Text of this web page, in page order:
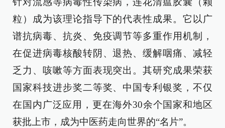
粒）成为该理论指导下的代表性成果。它以广
谱抗病毒、抗炎、免疫调节等多重作用机制，
在促进病毒核酸转阴、退热、缓解咽痛、减轻
乏力、咳嗽等方面表现突出。其研究成果荣获
国家科技进步奖二等奖、中国专利银奖，不仅
在国内广泛应用，更在海外30余个国家和地区
获批上市，成为中医药走向世界的“名片”。